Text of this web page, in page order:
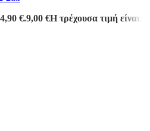
€.9,00 €Η τρέχουσα τιμή είναι: